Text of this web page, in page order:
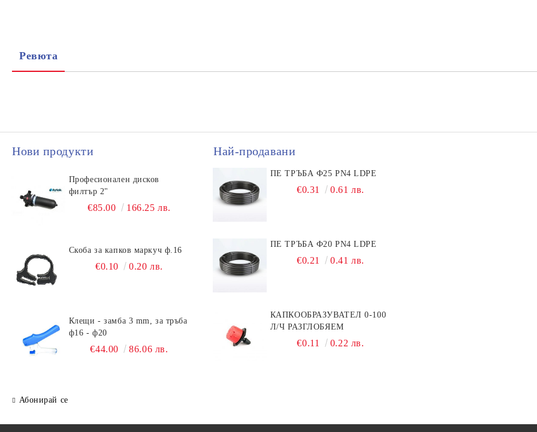
Ревюта
Нови продукти
Професионален дисков
филтър 2"
€85.00 166.25 лв.
Скоба за капков маркуч ф.16
€0.10 0.20 лв.
Клещи - замба 3 mm, за тръба
ф16 - ф20
€44.00 86.06 лв.
Абонирай се
Най-продавани
ПЕ ТРЪБА Ф25 PN4 LDPE
€0.31 0.61 лв.
ПЕ ТРЪБА Ф20 PN4 LDPE
€0.21 0.41 лв.
КАПКООБРАЗУВАТЕЛ 0-100
Л/Ч РАЗГЛОБЯЕМ
€0.11 0.22 лв.